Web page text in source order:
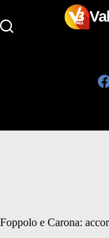
Foppolo e Carona: